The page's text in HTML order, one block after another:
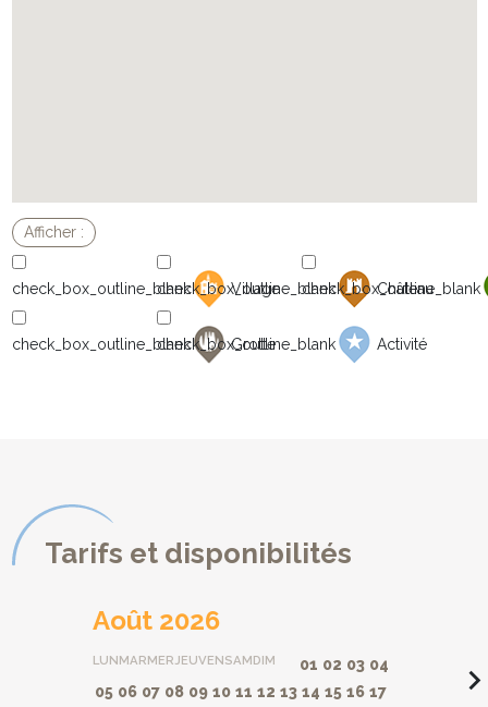
Village Château
Grotte Activité
Tarifs et disponibilités
Août 2026
LUNMARMERJEUVENSAMDIM 01 02 03 04
05 06 07 08 09 10 11 12 13 14 15 16 17